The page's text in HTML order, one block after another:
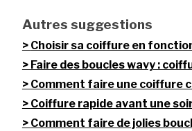
Autres suggestions
Choisir sa coiffure en
Faire des boucles wavy :
Comment faire une coiffure
Coiffure rapide avant une
Comment faire de jolies